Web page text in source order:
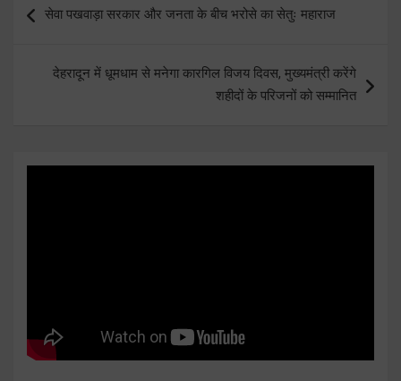
navigation
सेवा पखवाड़ा सरकार और जनता के बीच भरोसे का सेतुः महाराज
देहरादून में धूमधाम से मनेगा कारगिल विजय दिवस, मुख्यमंत्री करेंगे
शहीदों के परिजनों को सम्मानित